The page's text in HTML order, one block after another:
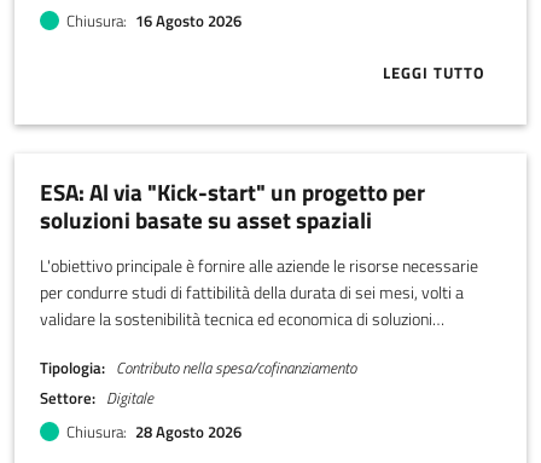
Chiusura 16 Agosto 2026
LEGGI TUTTOABOUT CALL
ESA: Al via "Kick-start" un progetto per
soluzioni basate su asset spaziali
L'obiettivo principale è fornire alle aziende le risorse necessarie
per condurre studi di fattibilità della durata di sei mesi, volti a
validare la sostenibilità tecnica ed economica di soluzioni
finanziamento erogato può raggiungere un massimo di € 75.000
per contratto.
Tipologia
Contributo nella spesa/cofinanziamento
Settore
Digitale
Chiusura 28 Agosto 2026